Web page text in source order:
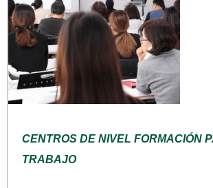
CENTROS DE NIVEL FORMACIÓN
TRABAJO